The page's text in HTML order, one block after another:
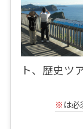
ト、歴史ツ
※ は必